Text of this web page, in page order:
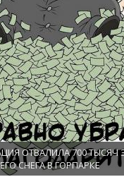
ОТВАЛИЛА 700 ТЫСЯЧ
СНЕГА В ГОРПАРКЕ